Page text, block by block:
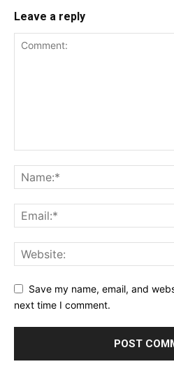
Leave a reply
Save my name, email, and
next time I comment.